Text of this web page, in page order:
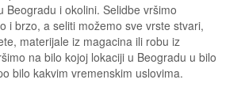
Beogradu i okolini. Selidbe vršimo
i brzo, a seliti možemo sve vrste stvari,
materijale iz magacina ili robu iz
na bilo kojoj lokaciji u Beogradu u bilo
bilo kakvim vremenskim uslovima.